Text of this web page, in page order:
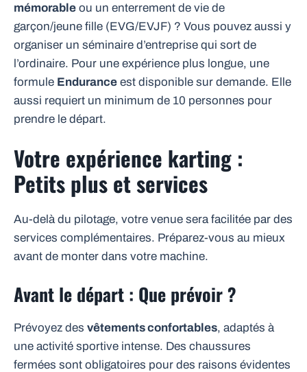
mémorable ou un enterrement de vie de
garçon/jeune fille (EVG/EVJF) ? Vous pouvez aussi y
organiser un séminaire d’entreprise qui sort de
l’ordinaire. Pour une expérience plus longue, une
formule Endurance est disponible sur demande. Elle
aussi requiert un minimum de 10 personnes pour
prendre le départ.
Votre expérience karting :
Petits plus et services
Au-delà du pilotage, votre venue sera facilitée par des
services complémentaires. Préparez-vous au mieux
avant de monter dans votre machine.
Avant le départ : Que prévoir ?
Prévoyez des vêtements confortables, adaptés à
une activité sportive intense. Des chaussures
fermées sont obligatoires pour des raisons évidentes